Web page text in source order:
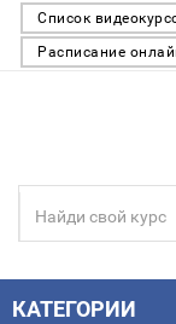
Список
Расписание
КАТЕГОРИИ